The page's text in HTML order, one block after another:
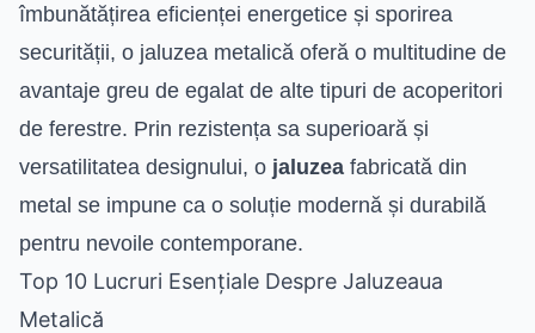
îmbunătățirea eficienței energetice și sporirea
securității, o jaluzea metalică oferă o multitudine de
avantaje greu de egalat de alte tipuri de acoperitori
de ferestre. Prin rezistența sa superioară și
versatilitatea designului, o jaluzea fabricată din
metal se impune ca o soluție modernă și durabilă
pentru nevoile contemporane.
Top 10 Lucruri Esențiale Despre Jaluzeaua
Metalică